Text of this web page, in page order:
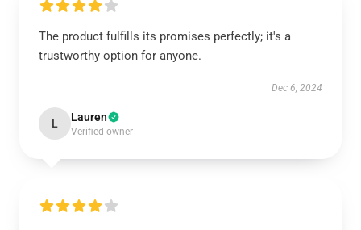
The product fulfills its promises perfectly; it's a
trustworthy option for anyone.
Dec 6, 2024
L Lauren
Verified owner